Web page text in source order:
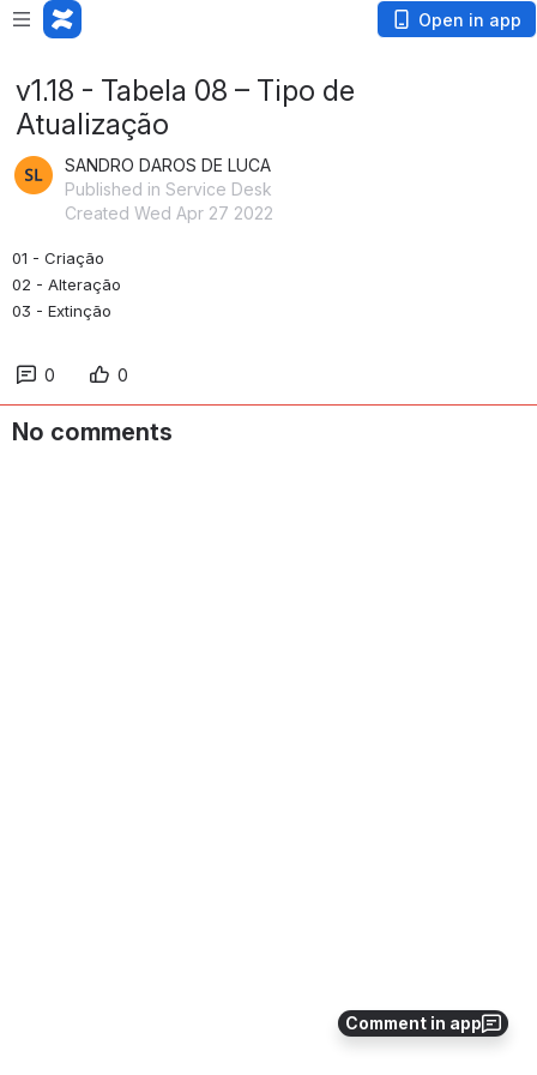
Open in app
Comment in app
v1.18 - Tabela 08 – Tipo de
Atualização
SANDRO DAROS DE LUCA
Published in Service Desk
Created Wed Apr 27 2022
01 - Criação
02 - Alteração
03 - Extinção
0 0
No comments